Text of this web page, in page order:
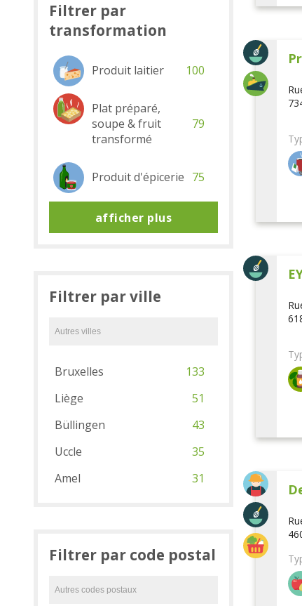
Filtrer par
transformation
Produit laitier 100
Plat préparé,
soupe & fruit
transformé
79
Produit d'épicerie 75
afficher plus
Filtrer par ville
Bruxelles
133
Liège
51
Büllingen
43
Uccle
35
Amel
31
Filtrer par code postal